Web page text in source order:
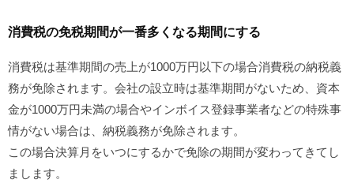
消費税の免税期間が一番多くなる期間にする
消費税は基準期間の売上が1000万円以下の場合消費税の納税義
務が免除されます。会社の設立時は基準期間がないため、資本
金が1000万円未満の場合やインボイス登録事業者などの特殊事
情がない場合は、納税義務が免除されます。
この場合決算月をいつにするかで免除の期間が変わってきてし
まします。